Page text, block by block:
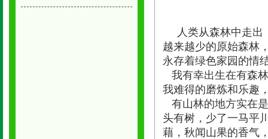
人类从森林中走
越来越少的原始森林
永存着绿色家园的情
我有幸出生在有森
我难得的磨炼和乐趣
有山林的地方实在
头有树，少了一马平
藉，秋闻山果的香气